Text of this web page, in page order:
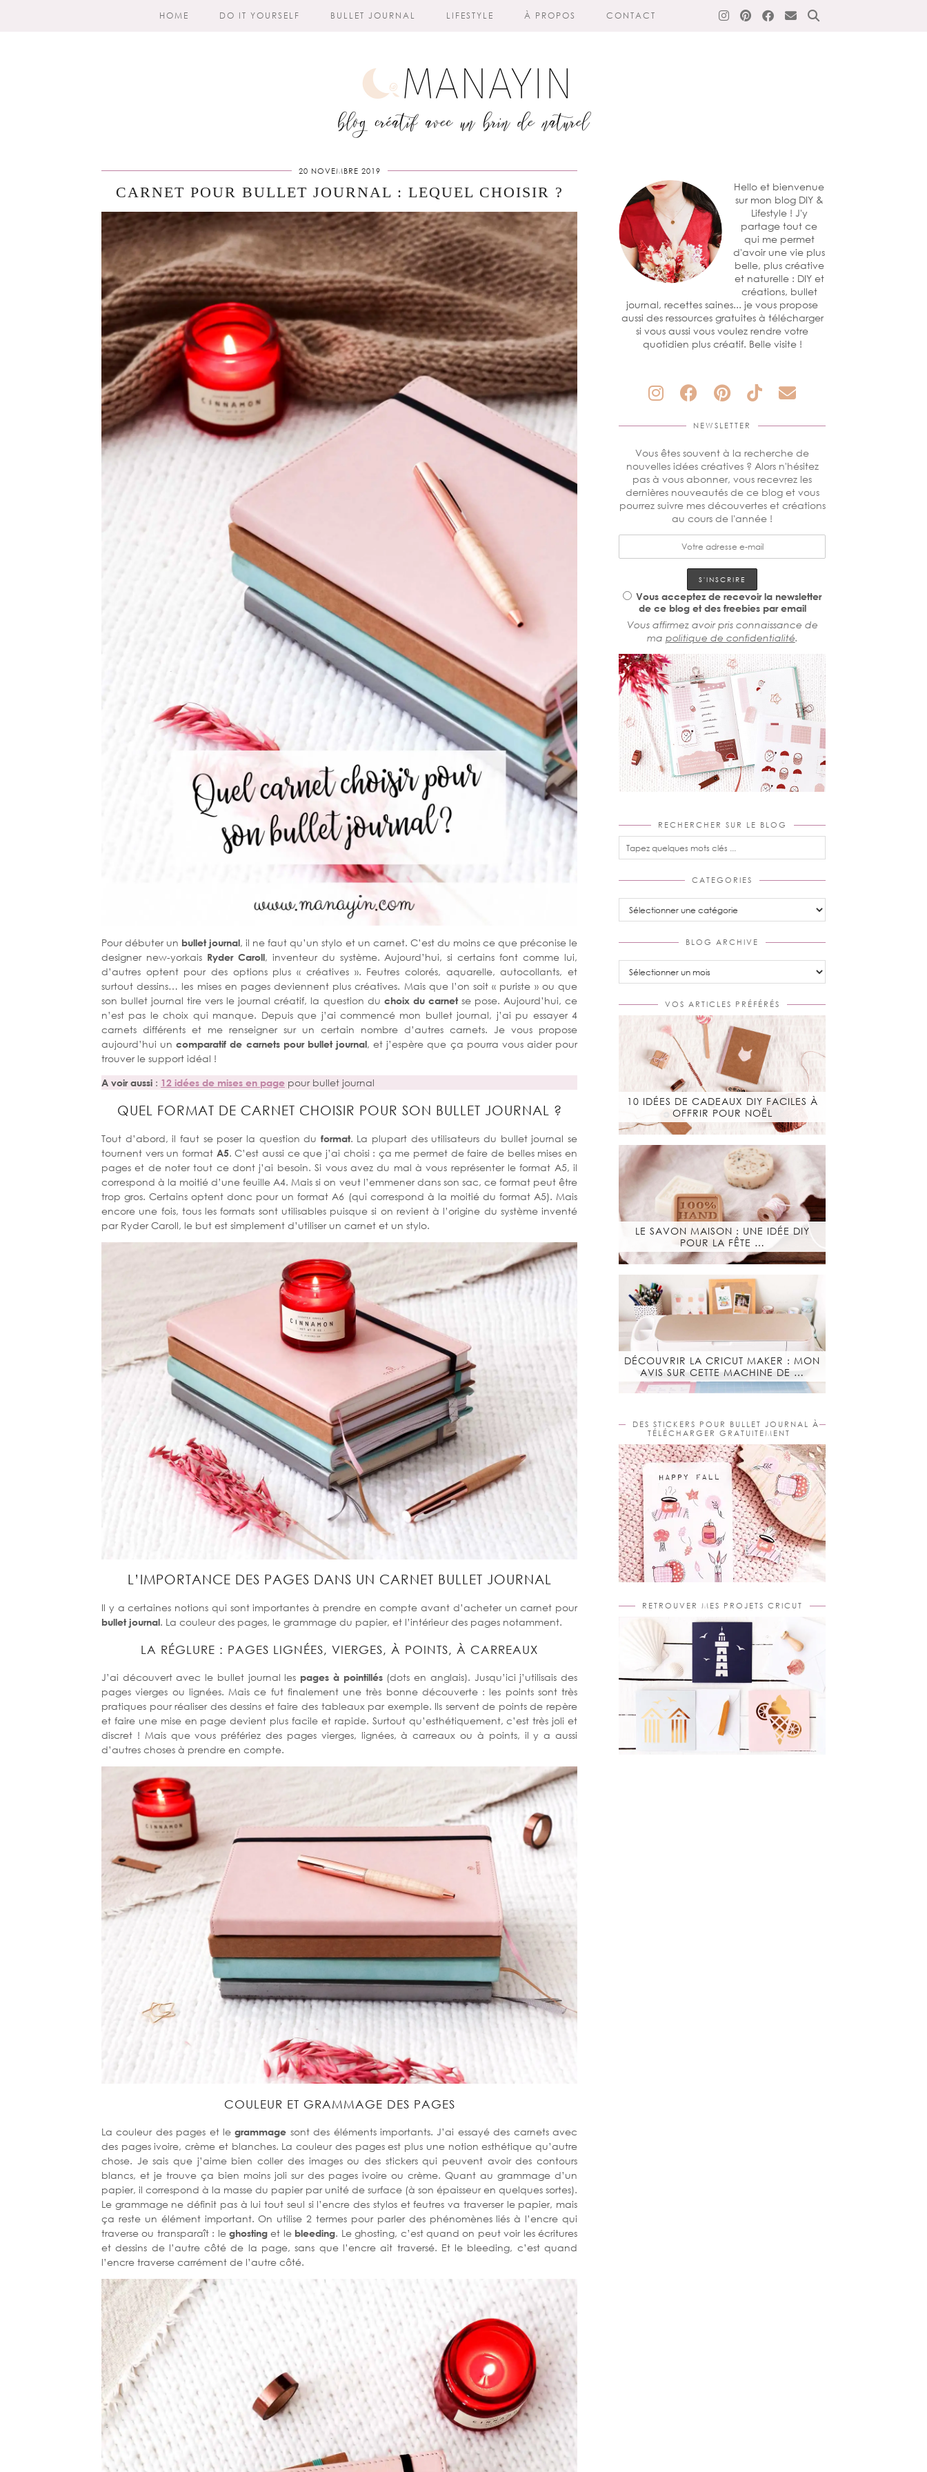
HOME DO IT YOURSELF BULLET JOURNAL LIFESTYLE À PROPOS CONTACT
20 NOVEMBRE 2019
CARNET POUR BULLET JOURNAL : LEQUEL CHOISIR ?
Pour débuter un bullet journal, il ne faut qu’un stylo et un carnet. C’est du moins ce que préconise le
designer new-yorkais Ryder Caroll, inventeur du système. Aujourd’hui, si certains font comme lui,
d’autres optent pour des options plus « créatives ». Feutres colorés, aquarelle, autocollants, et
surtout dessins… les mises en pages deviennent plus créatives. Mais que l’on soit « puriste » ou que
son bullet journal tire vers le journal créatif, la question du choix du carnetse pose. Aujourd’hui, ce
n’est pas le choix qui manque. Depuis que j’ai commencé mon bullet journal, j’ai pu essayer 4
carnets différents et me renseigner sur un certain nombre d’autres carnets. Je vous propose
aujourd’hui uncomparatif de carnets pour bullet journal, et j’espère que ça pourra vous aider pour
trouver le support idéal !
A voir aussi : 12 idées de mises en page pour bullet journal
QUEL FORMAT DE CARNET CHOISIR POUR SON BULLET JOURNAL ?
Tout d’abord, il faut se poser la question du format. La plupart des utilisateurs du bullet journal se
tournent vers un format A5. C’est aussi ce que j’ai choisi : ça me permet de faire de belles mises en
pages et de noter tout ce dont j’ai besoin. Si vous avez du mal à vous représenter le format A5, il
correspond à la moitié d’une feuille A4. Mais si on veut l’emmener dans son sac, ce format peut être
trop gros. Certains optent donc pour un format A6 (qui correspond à la moitié du format A5). Mais
encore une fois, tous les formats sont utilisables puisque si on revient à l’origine du système inventé
par Ryder Caroll, le but est simplement d’utiliser un carnet et un stylo.
L’IMPORTANCE DES PAGES DANS UN CARNET BULLET JOURNAL
Il y a certaines notions qui sont importantes à prendre en compte avant d’acheter un carnet pour
bullet journal. La couleur des pages, le grammage du papier, et l’intérieur des pages notamment.
LA RÉGLURE : PAGES LIGNÉES, VIERGES, À POINTS, À CARREAUX
J’ai découvert avec le bullet journal les pages à pointillés (dots en anglais). Jusqu’ici j’utilisais des
pages vierges ou lignées. Mais ce fut finalement une très bonne découverte : les points sont très
pratiques pour réaliser des dessins et faire des tableaux par exemple. Ils servent de points de repère
et faire une mise en page devient plus facile et rapide. Surtout qu’esthétiquement, c’est très joli et
discret ! Mais que vous préfériez des pages vierges, lignées, à carreaux ou à points, il y a aussi
d’autres choses à prendre en compte.
COULEUR ET GRAMMAGE DES PAGES
La couleur des pages et legrammage sont des éléments importants. J’ai essayé des carnets avec
des pages ivoire, crème et blanches. La couleur des pages est plus une notion esthétique qu’autre
chose. Je sais que j’aime bien coller des images ou des stickers qui peuvent avoir des contours
blancs, et je trouve ça bien moins joli sur des pages ivoire ou crème. Quant au grammage d’un
papier, il correspond à la masse du papier par unité de surface (à son épaisseur en quelques sortes).
Le grammage ne définit pas à lui tout seul si l’encre des stylos et feutres va traverser le papier, mais
ça reste un élément important. On utilise 2 termes pour parler des phénomènes liés à l’encre qui
traverse ou transparaît : leghosting et le bleeding. Le ghosting, c’est quand on peut voir les écritures
et dessins de l’autre côté de la page, sans que l’encre ait traversé. Et le bleeding, c’est quand
l’encre traverse carrément de l’autre côté.
Hello et bienvenue
sur mon blog DIY &
Lifestyle ! J'y
partage tout ce
qui me permet
d'avoir une vie plus
belle, plus créative
et naturelle : DIY et
créations, bullet
journal, recettes saines... je vous propose
aussi des ressources gratuites à télécharger
si vous aussi vous voulez rendre votre
quotidien plus créatif. Belle visite !
NEWSLETTER
Vous êtes souvent à la recherche de
nouvelles idées créatives ? Alors n'hésitez
pas à vous abonner, vous recevrez les
dernières nouveautés de ce blog et vous
pourrez suivre mes découvertes et créations
au cours de l'année !
Vous acceptez de recevoir la newsletter
de ce blog et des freebies par email
Vous affirmez avoir pris connaissance de
ma politique de confidentialité.
RECHERCHER SUR LE BLOG
CATEGORIES
Categories
BLOG ARCHIVE
Blog
Archive
VOS ARTICLES PRÉFÉRÉS
10 IDÉES DE CADEAUX DIY FACILES À
OFFRIR POUR NOËL
LE SAVON MAISON : UNE IDÉE DIY
POUR LA FÊTE …
DÉCOUVRIR LA CRICUT MAKER : MON
AVIS SUR CETTE MACHINE DE …
DES STICKERS POUR BULLET JOURNAL À
TÉLÉCHARGER GRATUITEMENT
RETROUVER MES PROJETS CRICUT